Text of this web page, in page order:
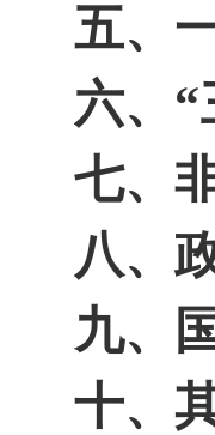
五、
六、 “
七、
八、
九、
十、